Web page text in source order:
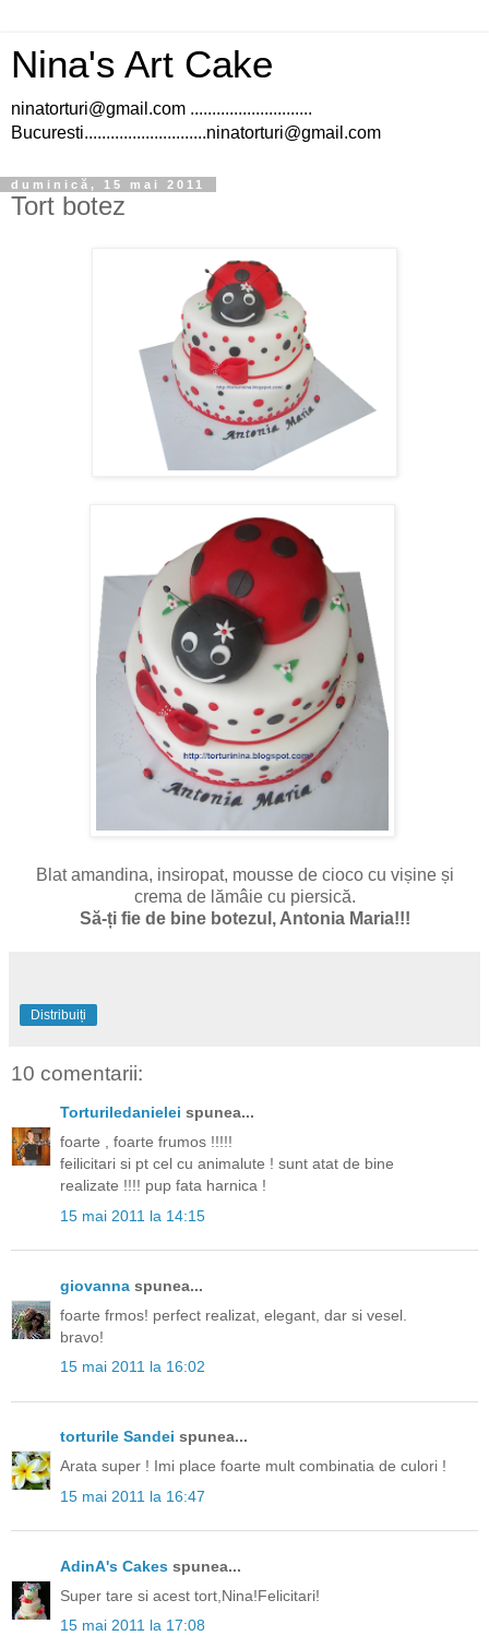
Nina's Art Cake
ninatorturi@gmail.com ............................
Bucuresti............................ninatorturi@gmail.com
duminică, 15 mai 2011
Tort botez
Blat amandina, insiropat, mousse de cioco cu vișine și
crema de lămâie cu piersică.
Să-ți fie de bine botezul, Antonia Maria!!!
Distribuiți
10 comentarii:
Torturiledanielei spunea...
foarte , foarte frumos !!!!!
feilicitari si pt cel cu animalute ! sunt atat de bine
realizate !!!! pup fata harnica !
15 mai 2011 la 14:15
giovanna spunea...
foarte frmos! perfect realizat, elegant, dar si vesel.
bravo!
15 mai 2011 la 16:02
torturile Sandei spunea...
Arata super ! Imi place foarte mult combinatia de culori !
15 mai 2011 la 16:47
AdinA's Cakes spunea...
Super tare si acest tort,Nina!Felicitari!
15 mai 2011 la 17:08